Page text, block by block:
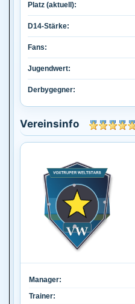
Platz (aktuell):
D14-Stärke:
Fans:
Jugendwert:
Derbygegner:
Vereinsinfo
Manager:
Trainer: